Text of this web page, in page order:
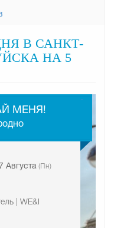
В САНКТ-
НА 5
МЕНЯ!
Августа (Пн)
| WE&I
-